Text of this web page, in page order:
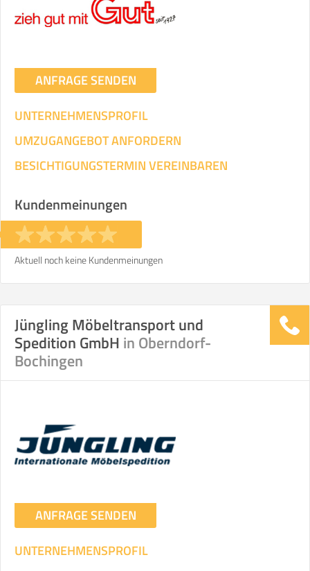
ANFRAGE SENDEN
UNTERNEHMENSPROFIL
UMZUGANGEBOT ANFORDERN
BESICHTIGUNGSTERMIN VEREINBAREN
Kundenmeinungen
Aktuell noch keine Kundenmeinungen
Jüngling Möbeltransport und
Spedition GmbH in Oberndorf-
Bochingen
ANFRAGE SENDEN
UNTERNEHMENSPROFIL